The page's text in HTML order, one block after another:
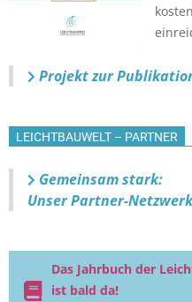
Projekt zur
LEICHTBAUWELT – PARTNER
Gemeinsam stark:
Unser Partner-
Das Jahrbuch der
ist bald da!